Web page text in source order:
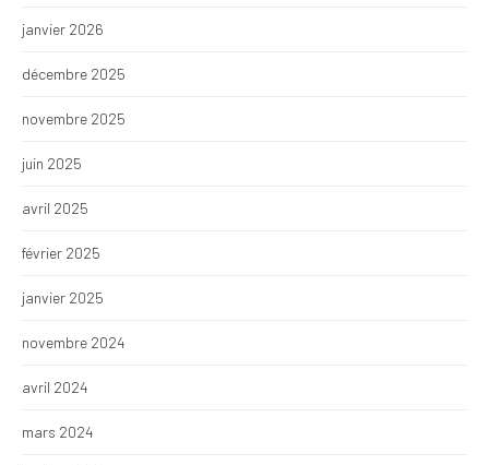
janvier 2026
décembre 2025
novembre 2025
juin 2025
avril 2025
février 2025
janvier 2025
novembre 2024
avril 2024
mars 2024